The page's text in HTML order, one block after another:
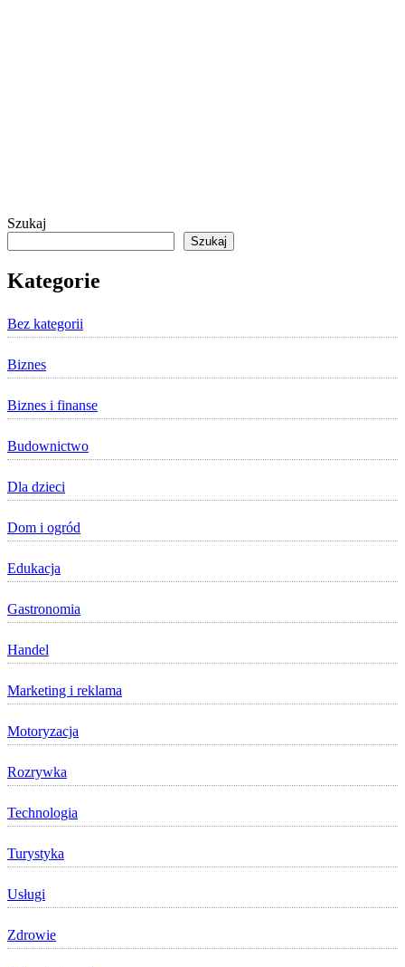
Szukaj
Szukaj
Kategorie
Bez kategorii
Biznes
Biznes i finanse
Budownictwo
Dla dzieci
Dom i ogród
Edukacja
Gastronomia
Handel
Marketing i reklama
Motoryzacja
Rozrywka
Technologia
Turystyka
Usługi
Zdrowie